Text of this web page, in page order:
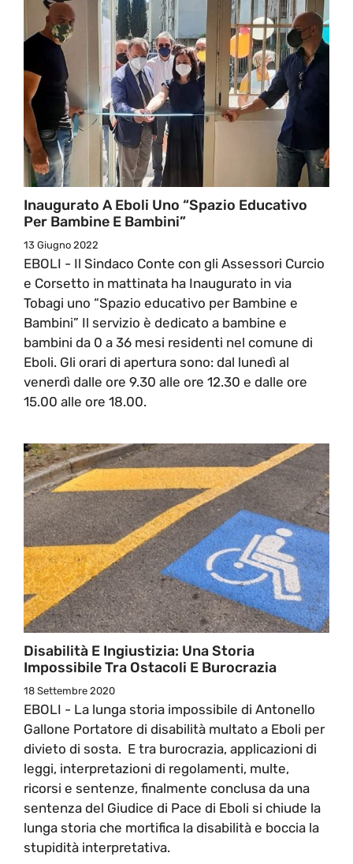
Inaugurato A Eboli Uno “Spazio Educativo
Per Bambine E Bambini”
13 Giugno 2022
EBOLI - Il Sindaco Conte con gli Assessori Curcio
e Corsetto in mattinata ha Inaugurato in via
Tobagi uno “Spazio educativo per Bambine e
Bambini” Il servizio è dedicato a bambine e
bambini da 0 a 36 mesi residenti nel comune di
Eboli. Gli orari di apertura sono: dal lunedì al
venerdì dalle ore 9.30 alle ore 12.30 e dalle ore
15.00 alle ore 18.00.
Disabilità E Ingiustizia: Una Storia
Impossibile Tra Ostacoli E Burocrazia
18 Settembre 2020
EBOLI - La lunga storia impossibile di Antonello
Gallone Portatore di disabilità multato a Eboli per
divieto di sosta. E tra burocrazia, applicazioni di
leggi, interpretazioni di regolamenti, multe,
ricorsi e sentenze, finalmente conclusa da una
sentenza del Giudice di Pace di Eboli si chiude la
lunga storia che mortifica la disabilità e boccia la
stupidità interpretativa.